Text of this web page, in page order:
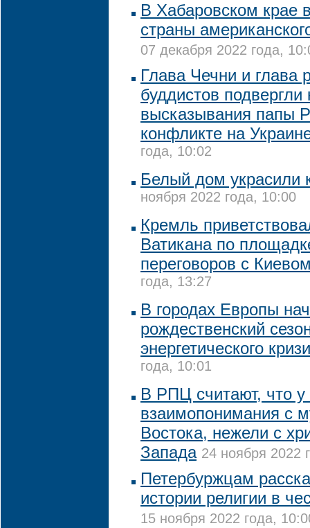
В Хабаровском крае
страны
07 декабря 2022 года,
Глава Чечни и глава
буддистов подвергли
высказывания папы
конфликте на
года, 10:02
Белый дом украсили
ноября 2022 года, 10:00
Кремль
Ватикана по
переговоров с
года, 13:27
В городах Европы
рождественский
энергетического
года, 10:01
В РПЦ считают, что
взаимопонимания с
Востока, нежели с
Запада 24 ноября 2022
Петербуржцам
истории религии в
15 ноября 2022 года,